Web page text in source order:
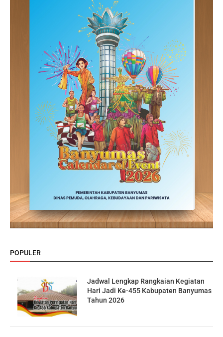
POPULER
Jadwal Lengkap Rangkaian Kegiatan
Hari Jadi Ke-455 Kabupaten Banyumas
Tahun 2026